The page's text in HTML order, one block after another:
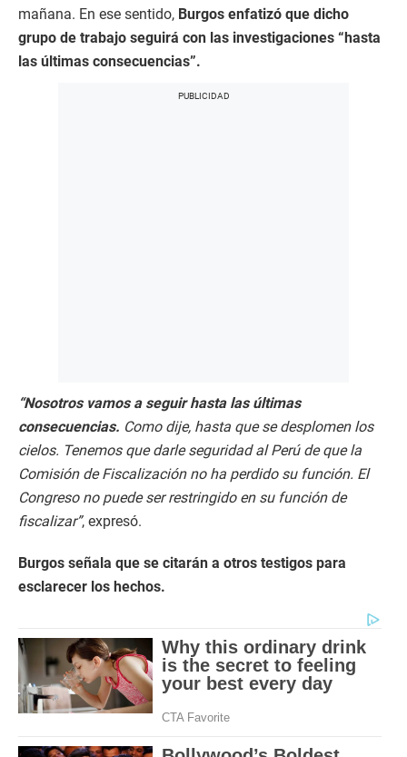
mañana. En ese sentido, Burgos enfatizó que dicho
grupo de trabajo seguirá con las investigaciones “hasta
las últimas consecuencias”.
“Nosotros vamos a seguir hasta las últimas
consecuencias. Como dije, hasta que se desplomen los
cielos. Tenemos que darle seguridad al Perú de que la
Comisión de Fiscalización no ha perdido su función. El
Congreso no puede ser restringido en su función de
fiscalizar”, expresó.
Burgos señala que se citarán a otros testigos para
esclarecer los hechos.